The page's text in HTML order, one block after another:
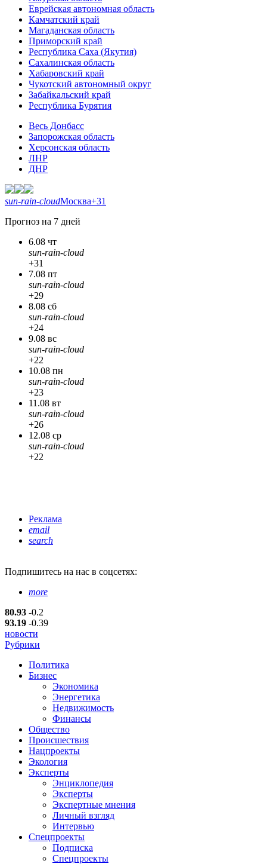
Еврейская автономная область
Камчатский край
Магаданская область
Приморский край
Республика Саха (Якутия)
Сахалинская область
Хабаровский край
Чукотский автономный округ
Забайкальский край
Республика Бурятия
Весь Донбасс
Запорожская область
Херсонская область
ЛНР
ДНР
sun-rain-cloudМосква+31
Прогноз на 7 дней
6.08 чт
sun-rain-cloud
+31
7.08 пт
sun-rain-cloud
+29
8.08 сб
sun-rain-cloud
+24
9.08 вс
sun-rain-cloud
+22
10.08 пн
sun-rain-cloud
+23
11.08 вт
sun-rain-cloud
+26
12.08 ср
sun-rain-cloud
+22
Реклама
email
search
Подпишитесь на нас в соцсетях:
more
80.93 -0.2
93.19 -0.39
новости
Рубрики
Политика
Бизнес
Экономика
Энергетика
Недвижимость
Финансы
Общество
Происшествия
Нацпроекты
Экология
Эксперты
Энциклопедия
Эксперты
Экспертные мнения
Личный взгляд
Интервью
Спецпроекты
Подписка
Спецпроекты